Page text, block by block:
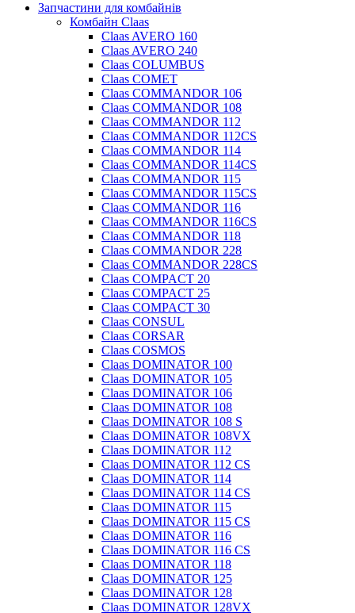
Запчастини для комбайнів
Комбайн Claas
Claas AVERO 160
Claas AVERO 240
Claas COLUMBUS
Claas COMET
Claas COMMANDOR 106
Claas COMMANDOR 108
Claas COMMANDOR 112
Claas COMMANDOR 112CS
Claas COMMANDOR 114
Claas COMMANDOR 114CS
Claas COMMANDOR 115
Claas COMMANDOR 115CS
Claas COMMANDOR 116
Claas COMMANDOR 116CS
Claas COMMANDOR 118
Claas COMMANDOR 228
Claas COMMANDOR 228CS
Claas COMPACT 20
Claas COMPACT 25
Claas COMPACT 30
Claas CONSUL
Claas CORSAR
Claas COSMOS
Claas DOMINATOR 100
Claas DOMINATOR 105
Claas DOMINATOR 106
Claas DOMINATOR 108
Claas DOMINATOR 108 S
Claas DOMINATOR 108VX
Claas DOMINATOR 112
Claas DOMINATOR 112 CS
Claas DOMINATOR 114
Claas DOMINATOR 114 CS
Claas DOMINATOR 115
Claas DOMINATOR 115 CS
Claas DOMINATOR 116
Claas DOMINATOR 116 CS
Claas DOMINATOR 118
Claas DOMINATOR 125
Claas DOMINATOR 128
Claas DOMINATOR 128VX